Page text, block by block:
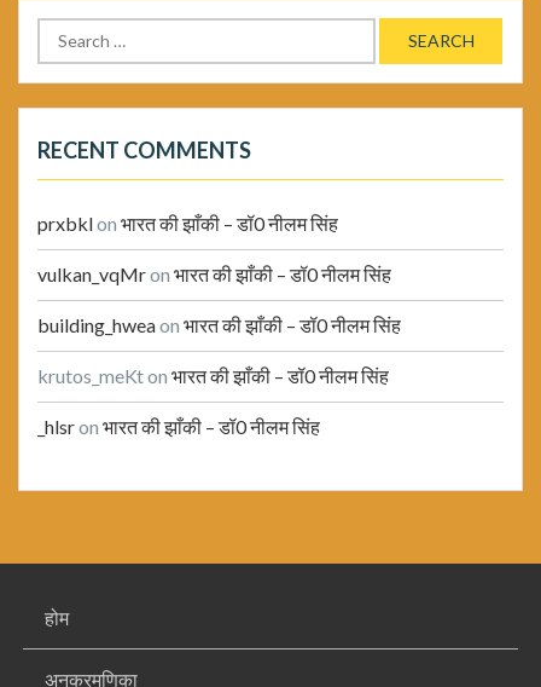
Search
for:
RECENT COMMENTS
prxbklon भारत की झाँकी – डॉ0 नीलम सिंह
vulkan_vqMron भारत की झाँकी – डॉ0 नीलम सिंह
building_hweaon भारत की झाँकी – डॉ0 नीलम सिंह
krutos_meKton भारत की झाँकी – डॉ0 नीलम सिंह
_hlsron भारत की झाँकी – डॉ0 नीलम सिंह
होम
अनुक्रमणिका